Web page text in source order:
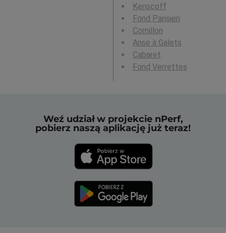
Kenscoff
Fond Parisien
Cornillon
Anse à Galets
Cabaret
Fond Verrettes
Weź udział w projekcie nPerf,
pobierz naszą aplikację już teraz!